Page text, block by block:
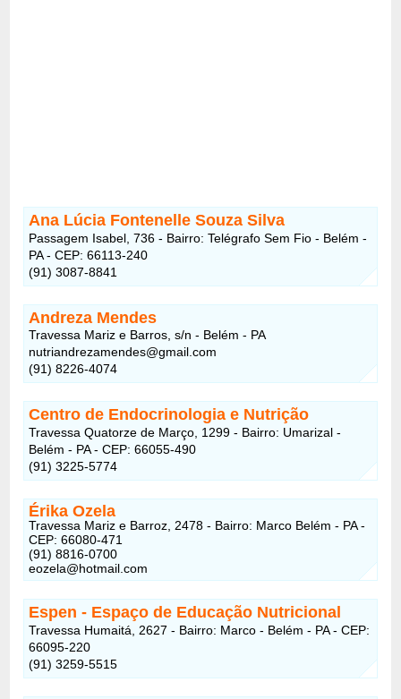
Ana Lúcia Fontenelle Souza Silva
Passagem Isabel, 736 - Bairro: Telégrafo Sem Fio - Belém -
PA - CEP: 66113-240
(91) 3087-8841
Andreza Mendes
Travessa Mariz e Barros, s/n - Belém - PA
nutriandrezamendes@gmail.com
(91) 8226-4074
Centro de Endocrinologia e Nutrição
Travessa Quatorze de Março, 1299 - Bairro: Umarizal -
Belém - PA - CEP: 66055-490
(91) 3225-5774
Érika Ozela
Travessa Mariz e Barroz, 2478 - Bairro: Marco Belém - PA -
CEP: 66080-471
(91) 8816-0700
eozela@hotmail.com
Espen - Espaço de Educação Nutricional
Travessa Humaitá, 2627 - Bairro: Marco - Belém - PA - CEP:
66095-220
(91) 3259-5515